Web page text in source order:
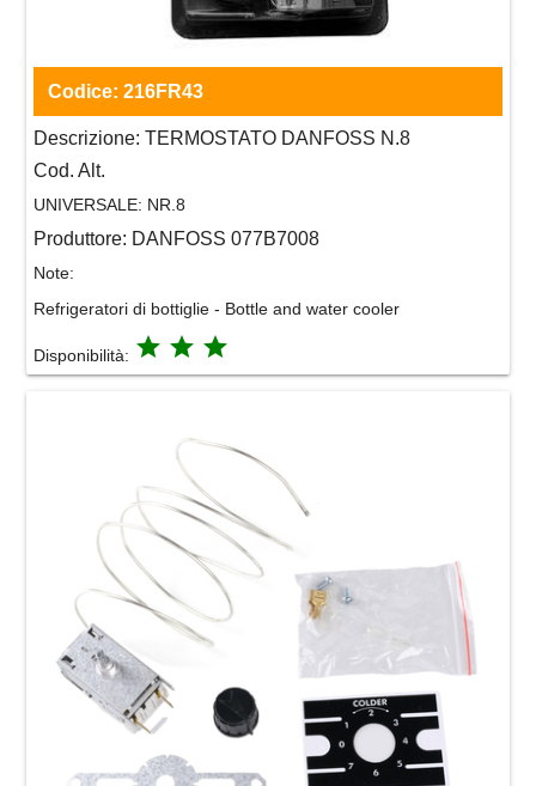
Codice: 216FR43
Descrizione: TERMOSTATO DANFOSS N.8
Cod. Alt.
UNIVERSALE: NR.8
Produttore: DANFOSS 077B7008
Note:
Refrigeratori di bottiglie - Bottle and water cooler
Disponibilità: grade grade grade